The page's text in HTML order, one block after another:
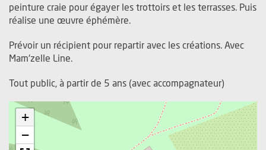
peinture craie pour égayer les trottoirs et les terrasses. Puis
réalise une œuvre éphémère.
Prévoir un récipient pour repartir avec les créations. Avec
Mam'zelle Line.
Tout public, à partir de 5 ans (avec accompagnateur)
+
−